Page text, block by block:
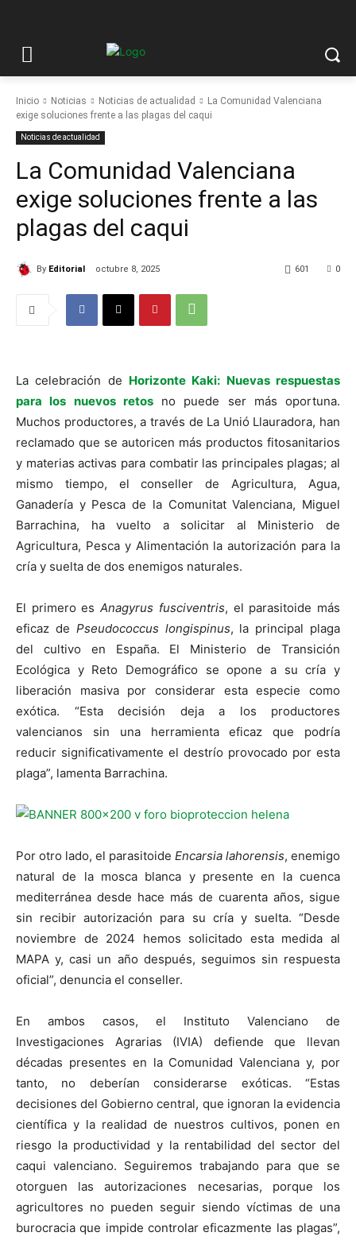
Inicio Noticias Noticias de actualidad
La Comunidad Valenciana
exige soluciones frente a las plagas del caqui
Noticias de actualidad
La Comunidad Valenciana
exige soluciones frente a las
plagas del caqui
By Editorial octubre 8, 2025 0
601
La celebración de Horizonte Kaki: Nuevas respuestas
para los nuevos retosno puede ser más oportuna.
Muchos productores, a través de La Unió Llauradora, han
reclamado que se autoricen más productos fitosanitarios
y materias activas para combatir las principales plagas; al
mismo tiempo, el conseller de Agricultura, Agua,
Ganadería y Pesca de la Comunitat Valenciana, Miguel
Barrachina, ha vuelto a solicitar al Ministerio de
Agricultura, Pesca y Alimentación la autorización para la
cría y suelta de dos enemigos naturales.
El primero esAnagyrus fusciventris, el parasitoide más
eficaz de Pseudococcus longispinus, la principal plaga
del cultivo en España. El Ministerio de Transición
Ecológica y Reto Demográfico se opone a su cría y
liberación masiva por considerar esta especie como
exótica. “Esta decisión deja a los productores
valencianos sin una herramienta eficaz que podría
reducir significativamente el destrío provocado por esta
plaga”, lamenta Barrachina.
Por otro lado, el parasitoide Encarsia lahorensis, enemigo
natural de la mosca blanca y presente en la cuenca
mediterránea desde hace más de cuarenta años, sigue
sin recibir autorización para su cría y suelta. “Desde
noviembre de 2024 hemos solicitado esta medida al
MAPA y, casi un año después, seguimos sin respuesta
oficial”, denuncia el conseller.
En ambos casos, el Instituto Valenciano de
Investigaciones Agrarias (IVIA) defiende que llevan
décadas presentes en la Comunidad Valenciana y, por
tanto, no deberían considerarse exóticas. “Estas
decisiones del Gobierno central, que ignoran la evidencia
científica y la realidad de nuestros cultivos, ponen en
riesgo la productividad y la rentabilidad del sector del
caqui valenciano. Seguiremos trabajando para que se
otorguen las autorizaciones necesarias, porque los
agricultores no pueden seguir siendo víctimas de una
burocracia que impide controlar eficazmente las plagas”,